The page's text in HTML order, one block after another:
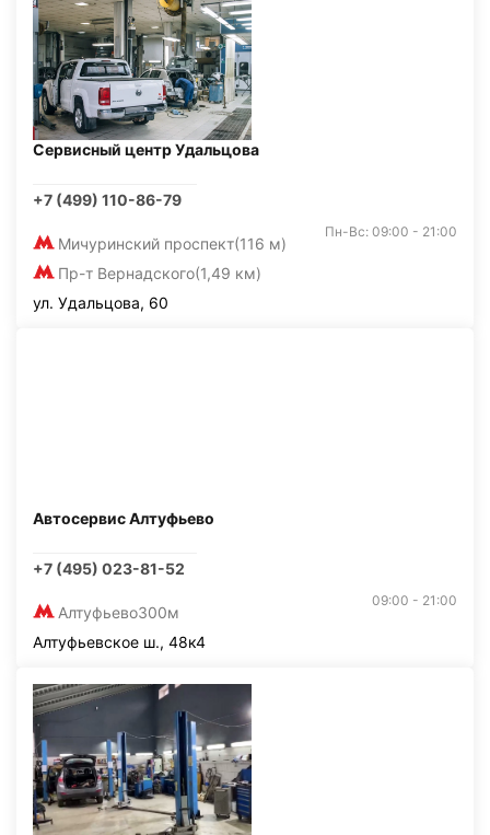
Сервисный центр Удальцова
+7 (499) 110-86-79
Мичуринский проспект(116 м)
Пр-т Вернадского(1,49 км)
Пн-Вс: 09:00 - 21:00
ул. Удальцова, 60
Автосервис Алтуфьево
+7 (495) 023-81-52
Алтуфьево300м
09:00 - 21:00
Алтуфьевское ш., 48к4